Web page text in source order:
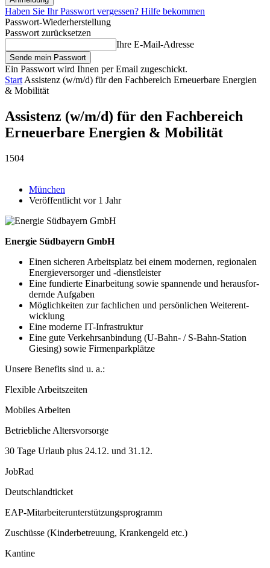
Haben Sie Ihr Passwort vergessen? Hilfe bekommen
Passwort-Wiederherstellung
Passwort zurücksetzen
Ihre E-Mail-Adresse
Ein Passwort wird Ihnen per Email zugeschickt.
Start Assistenz (w/m/d) für den Fachbereich Erneuerbare Energien
& Mobilität
Assistenz (w/m/d) für den Fachbereich
Erneuerbare Energien & Mobilität
1504
München
Veröffentlicht vor 1 Jahr
Energie Südbayern GmbH
Einen sicheren Arbeits­platz bei einem modernen, regio­nalen
Energie­ver­sorger und -dienst­leister
Eine fundierte Ein­ar­beitung sowie spannende und he­raus­for­
dern­de Aufgaben
Möglichkeiten zur fach­lichen und per­sön­lichen Weiter­ent­
wicklung
Eine moderne IT-Infra­struktur
Eine gute Verkehrs­an­bindung (U-Bahn- / S-Bahn-Station
Giesing) sowie Firmen­park­plätze
Unsere Benefits sind u. a.:
Flexible Arbeits­zeiten
Mobiles Arbeiten
Betriebliche Altersvorsorge
30 Tage Urlaub plus 24.12. und 31.12.
JobRad
Deutschland­ticket
EAP-Mitarbeiter­unterstützungs­programm
Zuschüsse (Kinderbetreuung, Krankengeld etc.)
Kantine